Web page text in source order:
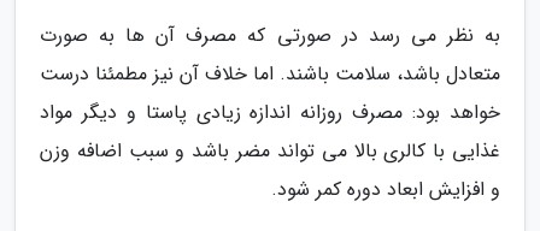
به نظر می رسد در صورتی که مصرف آن ها به صورت
متعادل باشد، سلامت باشند. اما خلاف آن نیز مطمئنا درست
خواهد بود: مصرف روزانه اندازه زیادی پاستا و دیگر مواد
غذایی با کالری بالا می تواند مضر باشد و سبب اضافه وزن
و افزایش ابعاد دوره کمر شود.